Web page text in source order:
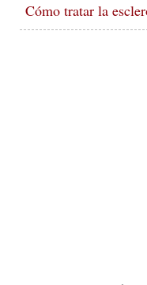
Cómo tratar la